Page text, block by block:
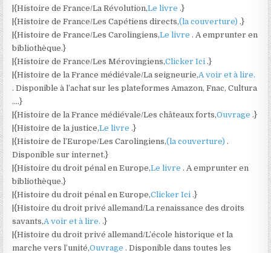
|{Histoire de France/La Révolution,Le livre.}
|{Histoire de France/Les Capétiens directs,(la couverture).}
|{Histoire de France/Les Carolingiens,Le livre. A emprunter en
bibliothèque.}
|{Histoire de France/Les Mérovingiens,Clicker Ici.}
|{Histoire de la France médiévale/La seigneurie,A voir et à lire.
. Disponible à l’achat sur les plateformes Amazon, Fnac, Cultura
….}
|{Histoire de la France médiévale/Les châteaux forts,Ouvrage.}
|{Histoire de la justice,Le livre.}
|{Histoire de l’Europe/Les Carolingiens,(la couverture).
Disponible sur internet.}
|{Histoire du droit pénal en Europe,Le livre. A emprunter en
bibliothèque.}
|{Histoire du droit pénal en Europe,Clicker Ici.}
|{Histoire du droit privé allemand/La renaissance des droits
savants,A voir et à lire..}
|{Histoire du droit privé allemand/L’école historique et la
marche vers l’unité,Ouvrage. Disponible dans toutes les